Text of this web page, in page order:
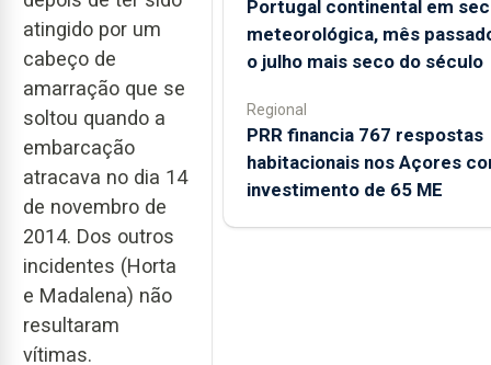
atingido por um
cabeço de
amarração que se
soltou quando a
embarcação
atracava no dia 14
de novembro de
2014. Dos outros
incidentes (Horta
e Madalena) não
resultaram
vítimas.
Portugal continental em
meteorológica, mês
o julho mais seco do século
Regional
PRR financia 767 respostas
habitacionais nos Açores
investimento de 65 ME